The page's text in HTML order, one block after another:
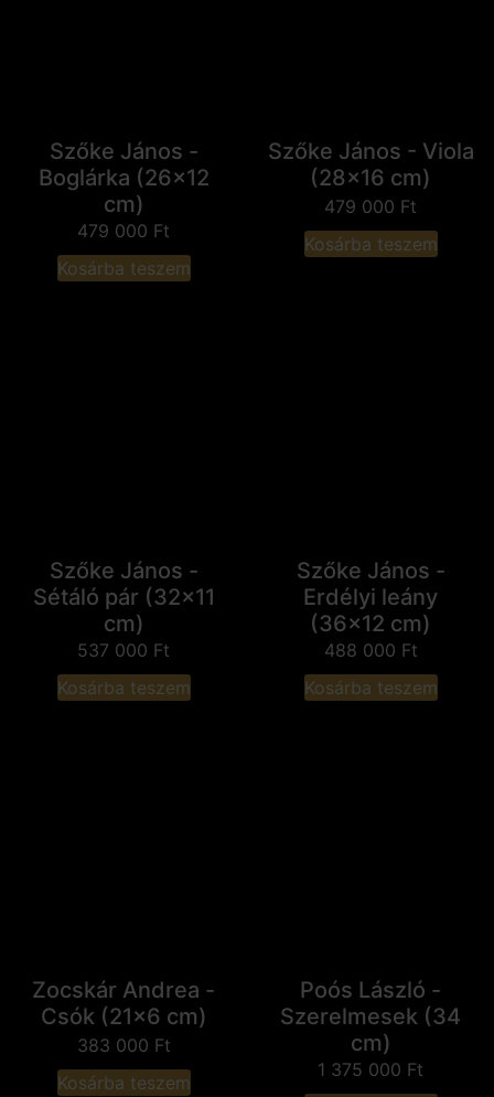
Szőke János -
Boglárka (26x12
cm)
479 000 Ft
Kosárba teszem
Szőke János - Viola
(28x16 cm)
479 000 Ft
Kosárba teszem
Szőke János -
Sétáló pár (32x11
cm)
537 000 Ft
Kosárba teszem
Szőke János -
Erdélyi leány
(36x12 cm)
488 000 Ft
Kosárba teszem
Zocskár Andrea -
Csók (21x6 cm)
383 000 Ft
Kosárba teszem
Poós László -
Szerelmesek (34
cm)
1 375 000 Ft